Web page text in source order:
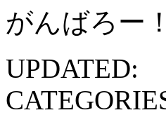
がんばろー！
UPDATED: